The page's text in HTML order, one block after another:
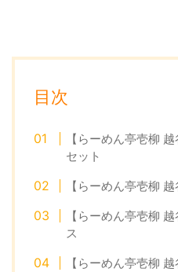
目次
【らーめん亭壱柳
セット
【らーめん亭壱柳
【らーめん亭壱柳
ス
【らーめん亭壱柳